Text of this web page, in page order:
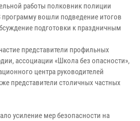
работы полковник полиции
вошли подведение итогов
подготовки к праздничным
представители профильных
ассоциации «Школа без опасности»,
центра руководителей
представители столичных частных
усиление мер безопасности на